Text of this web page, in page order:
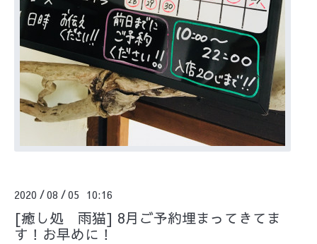
2020 /08 /05 10:16
[癒し処 雨猫] 8月ご予約埋まってきてま
す！お早めに！